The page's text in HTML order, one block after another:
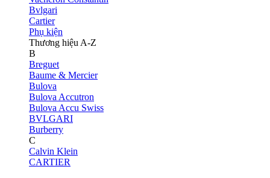
Bvlgari
Cartier
Phụ kiện
Thương hiệu A-Z
B
Breguet
Baume & Mercier
Bulova
Bulova Accutron
Bulova Accu Swiss
BVLGARI
Burberry
C
Calvin Klein
CARTIER